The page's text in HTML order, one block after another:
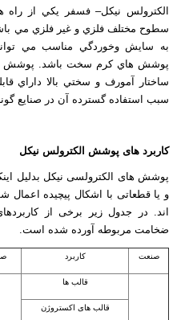
الكترولس نيكل– فسفر يكي از
سطوح مختلف فلزي و غير فلزي مي
به سايش وخوردگي مناسب مي
پوشش هاي كرم سخت باشد. پوشش
ساختار آمورف و سختي بالا داراي
سبب استفاده گسترده آن در صنايع
کاربرد های پوشش الکترولس نیکل
پوشش های الکترولسی نیکل بدلیل
و یا قطعاتی با اشکال پیچیده اعمال
اند. در جدول زیر برخی از
ضخامت مربوطه آورده شده است.
صنعت کاربرد
قالب ها
قالب های اکستروژن